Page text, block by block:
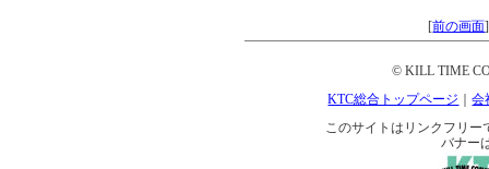
[前の画面
© KILL TIME
KTC総合トップページ
｜会
このサイトはリンクフリー
バナー